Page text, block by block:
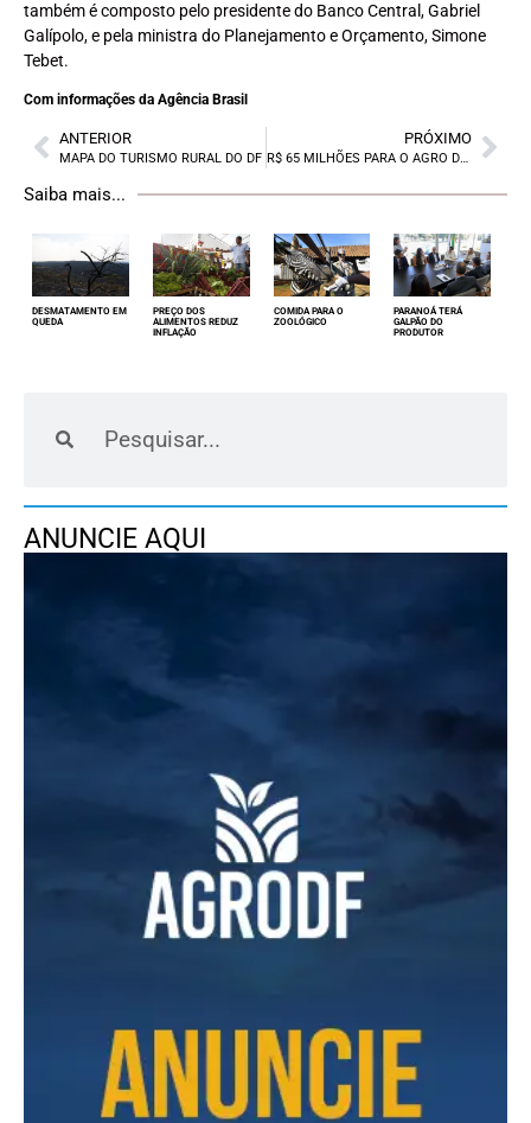
também é composto pelo presidente do Banco Central, Gabriel
Galípolo, e pela ministra do Planejamento e Orçamento, Simone
Tebet.
Com informações da Agência Brasil
ANTERIOR
MAPA DO TURISMO RURAL DO DF
PRÓXIMO
R$ 65 MILHÕES PARA O AGRO DO DF
Saiba mais...
DESMATAMENTO EM
QUEDA
PREÇO DOS
ALIMENTOS REDUZ
INFLAÇÃO
COMIDA PARA O
ZOOLÓGICO
PARANOÁ TERÁ
GALPÃO DO
PRODUTOR
ANUNCIE AQUI